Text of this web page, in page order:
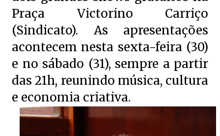
Praça Victorino Carriço
(Sindicato). As apresentações
acontecem nesta sexta-feira (30)
e no sábado (31), sempre a partir
das 21h, reunindo música, cultura
e economia criativa.